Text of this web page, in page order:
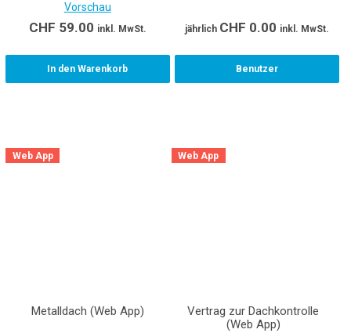
Vorschau
CHF 59.00 inkl. MwSt.
In den Warenkorb
jährlich CHF 0.00 inkl. MwSt.
Benutzer
Web App
Metalldach (Web App)
Web App
Vertrag zur Dachkontrolle
(Web App)